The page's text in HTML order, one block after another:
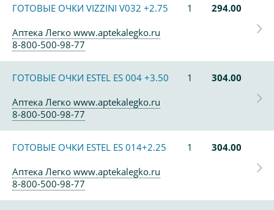
ГОТОВЫЕ ОЧКИ VIZZINI V032 +2.75 1
294.00
Аптека Легко www.aptekalegko.ru
8-800-500-98-77
ГОТОВЫЕ ОЧКИ ESTEL ES 004 +3.50 1
304.00
Аптека Легко www.aptekalegko.ru
8-800-500-98-77
ГОТОВЫЕ ОЧКИ ESTEL ES 014+2.25 1
304.00
Аптека Легко www.aptekalegko.ru
8-800-500-98-77